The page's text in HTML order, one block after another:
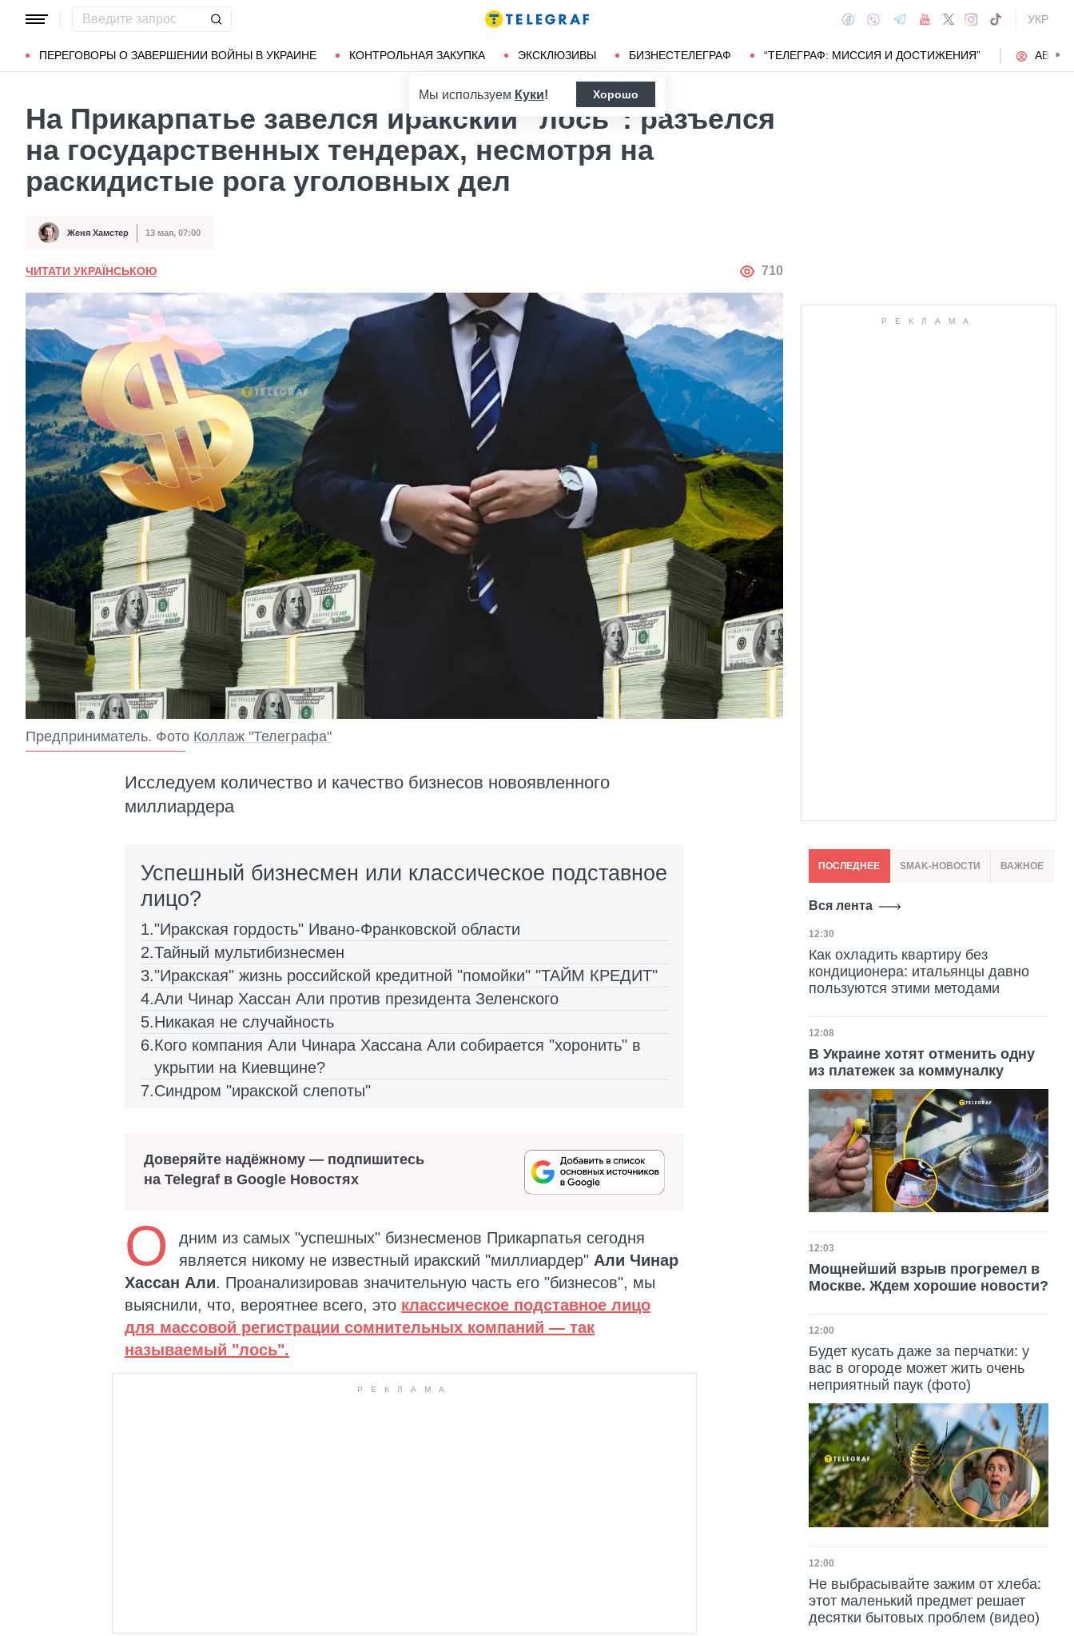
УКР
ПЕРЕГОВОРЫ О ЗАВЕРШЕНИИ ВОЙНЫ В УКРАИНЕ КОНТРОЛЬНАЯ ЗАКУПКА ЭКСКЛЮЗИВЫ БИЗНЕСТЕЛЕГРАФ “ТЕЛЕГРАФ: МИССИЯ И ДОСТИЖЕНИЯ”
Популярные запросы Мариуполь
Мы используем Куки! Хорошо
На Прикарпатье завелся иракский "лось": разъелся
на государственных тендерах, несмотря на
раскидистые рога уголовных дел
Автор Женя Хамстер
Дата публикации 13 мая, 07:00
ЧИТАТИ УКРАЇНСЬКОЮ АВТОР
710
Предприниматель. Фото Коллаж "Телеграфа"
Исследуем количество и качество бизнесов новоявленного
миллиардера
Успешный бизнесмен или классическое подставное
лицо?
"Иракская гордость" Ивано-Франковской области
Тайный мультибизнесмен
"Иракская" жизнь российской кредитной "помойки" "ТАЙМ КРЕДИТ"
Али Чинар Хассан Али против президента Зеленского
Никакая не случайность
Кого компания Али Чинара Хассана Али собирается "хоронить" в
укрытии на Киевщине?
Синдром "иракской слепоты"
Доверяйте надёжному — подпишитесь
на Telegraf в Google Новостях
О
дним из самых "успешных" бизнесменов Прикарпатья сегодня
является никому не известный иракский "миллиардер" Али Чинар
Хассан Али. Проанализировав значительную часть его "бизнесов", мы
выяснили, что, вероятнее всего, это классическое подставное лицо
для массовой регистрации сомнительных компаний — так
называемый "лось".
ПОСЛЕДНЕЕ SMAK-НОВОСТИ ВАЖНОЕ
Вся лента
Дата публикации
12:30
Как охладить квартиру без
кондиционера: итальянцы давно
пользуются этими методами
Дата публикации
12:08
В Украине хотят отменить одну
из платежек за коммуналку
Дата публикации
12:03
Мощнейший взрыв прогремел в
Москве. Ждем хорошие новости?
Дата публикации
12:00
Будет кусать даже за перчатки: у
вас в огороде может жить очень
неприятный паук (фото)
Дата публикации
12:00
Не выбрасывайте зажим от хлеба:
этот маленький предмет решает
десятки бытовых проблем (видео)